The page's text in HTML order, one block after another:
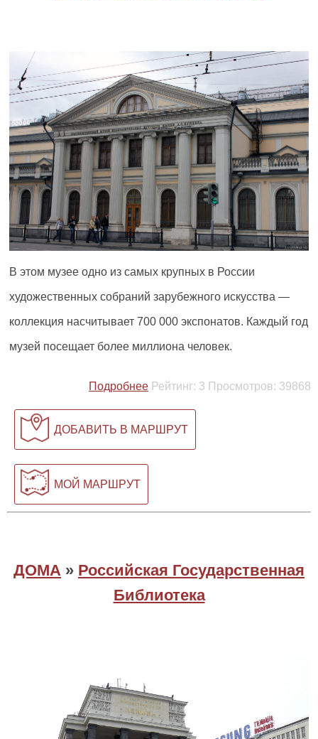
В этом музее одно из самых крупных в России
художественных собраний зарубежного искусства —
коллекция насчитывает 700 000 экспонатов. Каждый год
музей посещает более миллиона человек.
Подробнее Рейтинг: 3 Просмотров: 39868
ДОБАВИТЬ В МАРШРУТ
МОЙ МАРШРУТ
ДОМА » Российская Государственная
Библиотека